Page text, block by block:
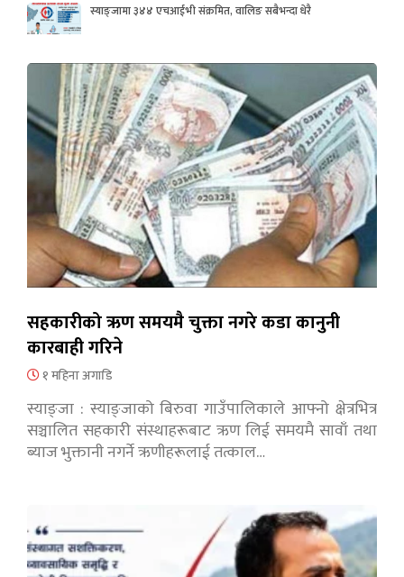
स्याङ्जामा ३४४ एचआईभी संक्रमित, वालिङ सबैभन्दा धेरै
सहकारीको ऋण समयमै चुक्ता नगरे कडा कानुनी
कारबाही गरिने
१ महिना अगाडि
स्याङ्जा : स्याङ्जाको बिरुवा गाउँपालिकाले आफ्नो क्षेत्रभित्र
सञ्चालित सहकारी संस्थाहरूबाट ऋण लिई समयमै सावाँ तथा
ब्याज भुक्तानी नगर्ने ऋणीहरूलाई तत्काल…